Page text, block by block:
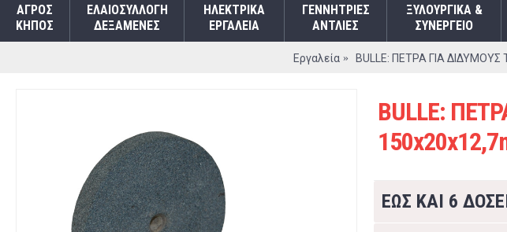
ΑΓΡΌΣ
ΚΉΠΟΣ
ΕΛΑΙΟΣΥΛΛΟΓΉ
ΔΕΞΑΜΕΝΈΣ
ΗΛΕΚΤΡΙΚΆ
ΕΡΓΑΛΕΊΑ
ΓΕΝΝΉΤΡΙΕΣ
ΑΝΤΛΊΕΣ
ΞΥΛΟΥΡΓΙΚΑ &
ΣΥΝΕΡΓΕΙΟ
Εργαλεία BULLE: ΠΕΤΡΑ ΓΙΑ
BULLE:
ΕΩΣ ΚΑΙ 6